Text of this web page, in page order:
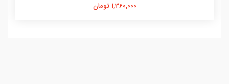
1,360,000 تومان